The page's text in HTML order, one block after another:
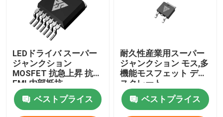
LEDドライバ スーパー
ジャンクション
MOSFET 抗急上昇 抗
EMI 内部抵抗
ベストプライス
耐久性産業用スーパー
ジャンクション モス,多
機能モスフェット ディ
スクレート
ベストプライス